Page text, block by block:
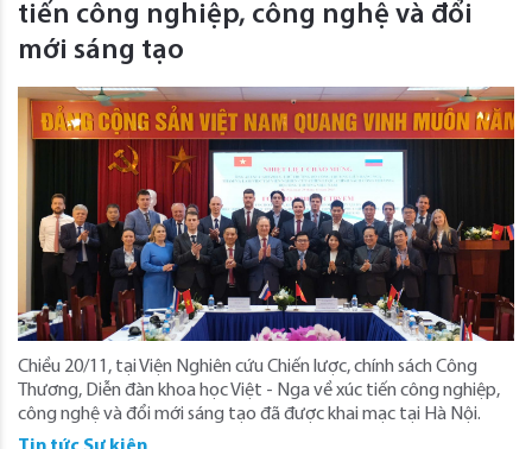
tiến công nghiệp, công nghệ và đổi
mới sáng tạo
Chiều 20/11, tại Viện Nghiên cứu Chiến lược, chính sách Công
Thương, Diễn đàn khoa học Việt - Nga về xúc tiến công nghiệp,
công nghệ và đổi mới sáng tạo đã được khai mạc tại Hà Nội.